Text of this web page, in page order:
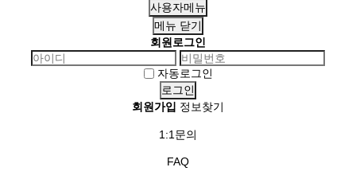
사용자메뉴
메뉴 닫기
회원로그인
자동로그인
회원가입 정보찾기
1:1문의
FAQ